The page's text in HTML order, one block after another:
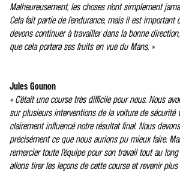
Malheureusement, les choses n'ont simplement
Cela fait partie de l'endurance, mais il est important
devons continuer à travailler dans la bonne
que cela portera ses fruits en vue du Mans. »
Jules Gounon
« C'était une course très difficile pour nous. Nous
sur plusieurs interventions de la voiture de sécurité
clairement influencé notre résultat final. Nous
précisément ce que nous aurions pu mieux faire.
remercier toute l'équipe pour son travail tout au
allons tirer les leçons de cette course et revenir plus